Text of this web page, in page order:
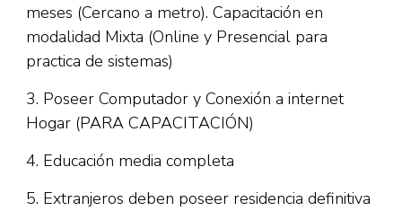
meses (Cercano a metro). Capacitación en
modalidad Mixta (Online y Presencial para
practica de sistemas)
3. Poseer Computador y Conexión a internet
Hogar (PARA CAPACITACIÓN)
4. Educación media completa
5. Extranjeros deben poseer residencia definitiva